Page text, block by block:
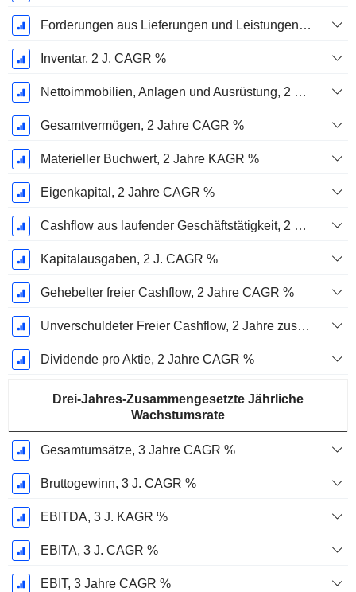
Forderungen aus Lieferungen und Leistungen, 2 J. CAGR %
Inventar, 2 J. CAGR %
Nettoimmobilien, Anlagen und Ausrüstung, 2 Jahre. CAGR %
Gesamtvermögen, 2 Jahre CAGR %
Materieller Buchwert, 2 Jahre KAGR %
Eigenkapital, 2 Jahre CAGR %
Cashflow aus laufender Geschäftstätigkeit, 2 Jahre CAGR %
Kapitalausgaben, 2 J. CAGR %
Gehebelter freier Cashflow, 2 Jahre CAGR %
Unverschuldeter Freier Cashflow, 2 Jahre zusammengesetzte jährliche Wachstumsrate %
Dividende pro Aktie, 2 Jahre CAGR %
Drei-Jahres-Zusammengesetzte Jährliche
Wachstumsrate
Gesamtumsätze, 3 Jahre CAGR %
Bruttogewinn, 3 J. CAGR %
EBITDA, 3 J. KAGR %
EBITA, 3 J. CAGR %
EBIT, 3 Jahre CAGR %